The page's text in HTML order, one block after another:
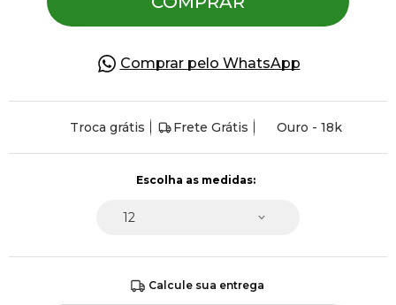
Comprar pelo WhatsApp
Troca grátis Frete Grátis Ouro - 18k
Calcule sua entrega
Presente